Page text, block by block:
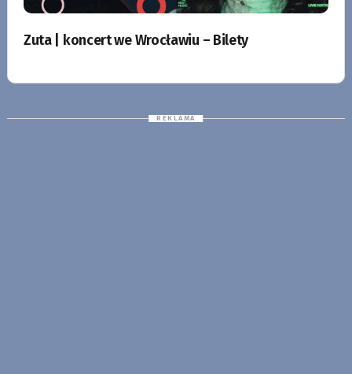
Zuta | koncert we Wrocławiu – Bilety